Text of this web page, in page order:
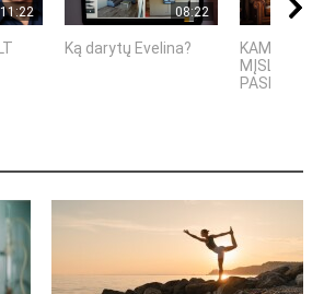
11:22 08:22
Ką darytų Evelina?
MĮSLINGA
PASLAPTIS